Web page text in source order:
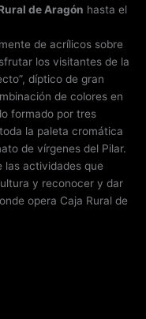
de Aragón hasta el
de acrílicos sobre
los visitantes de la
díptico de gran
de colores en
formado por tres
la paleta cromática
de vírgenes del Pilar.
las actividades que
y reconocer y dar
opera Caja Rural de